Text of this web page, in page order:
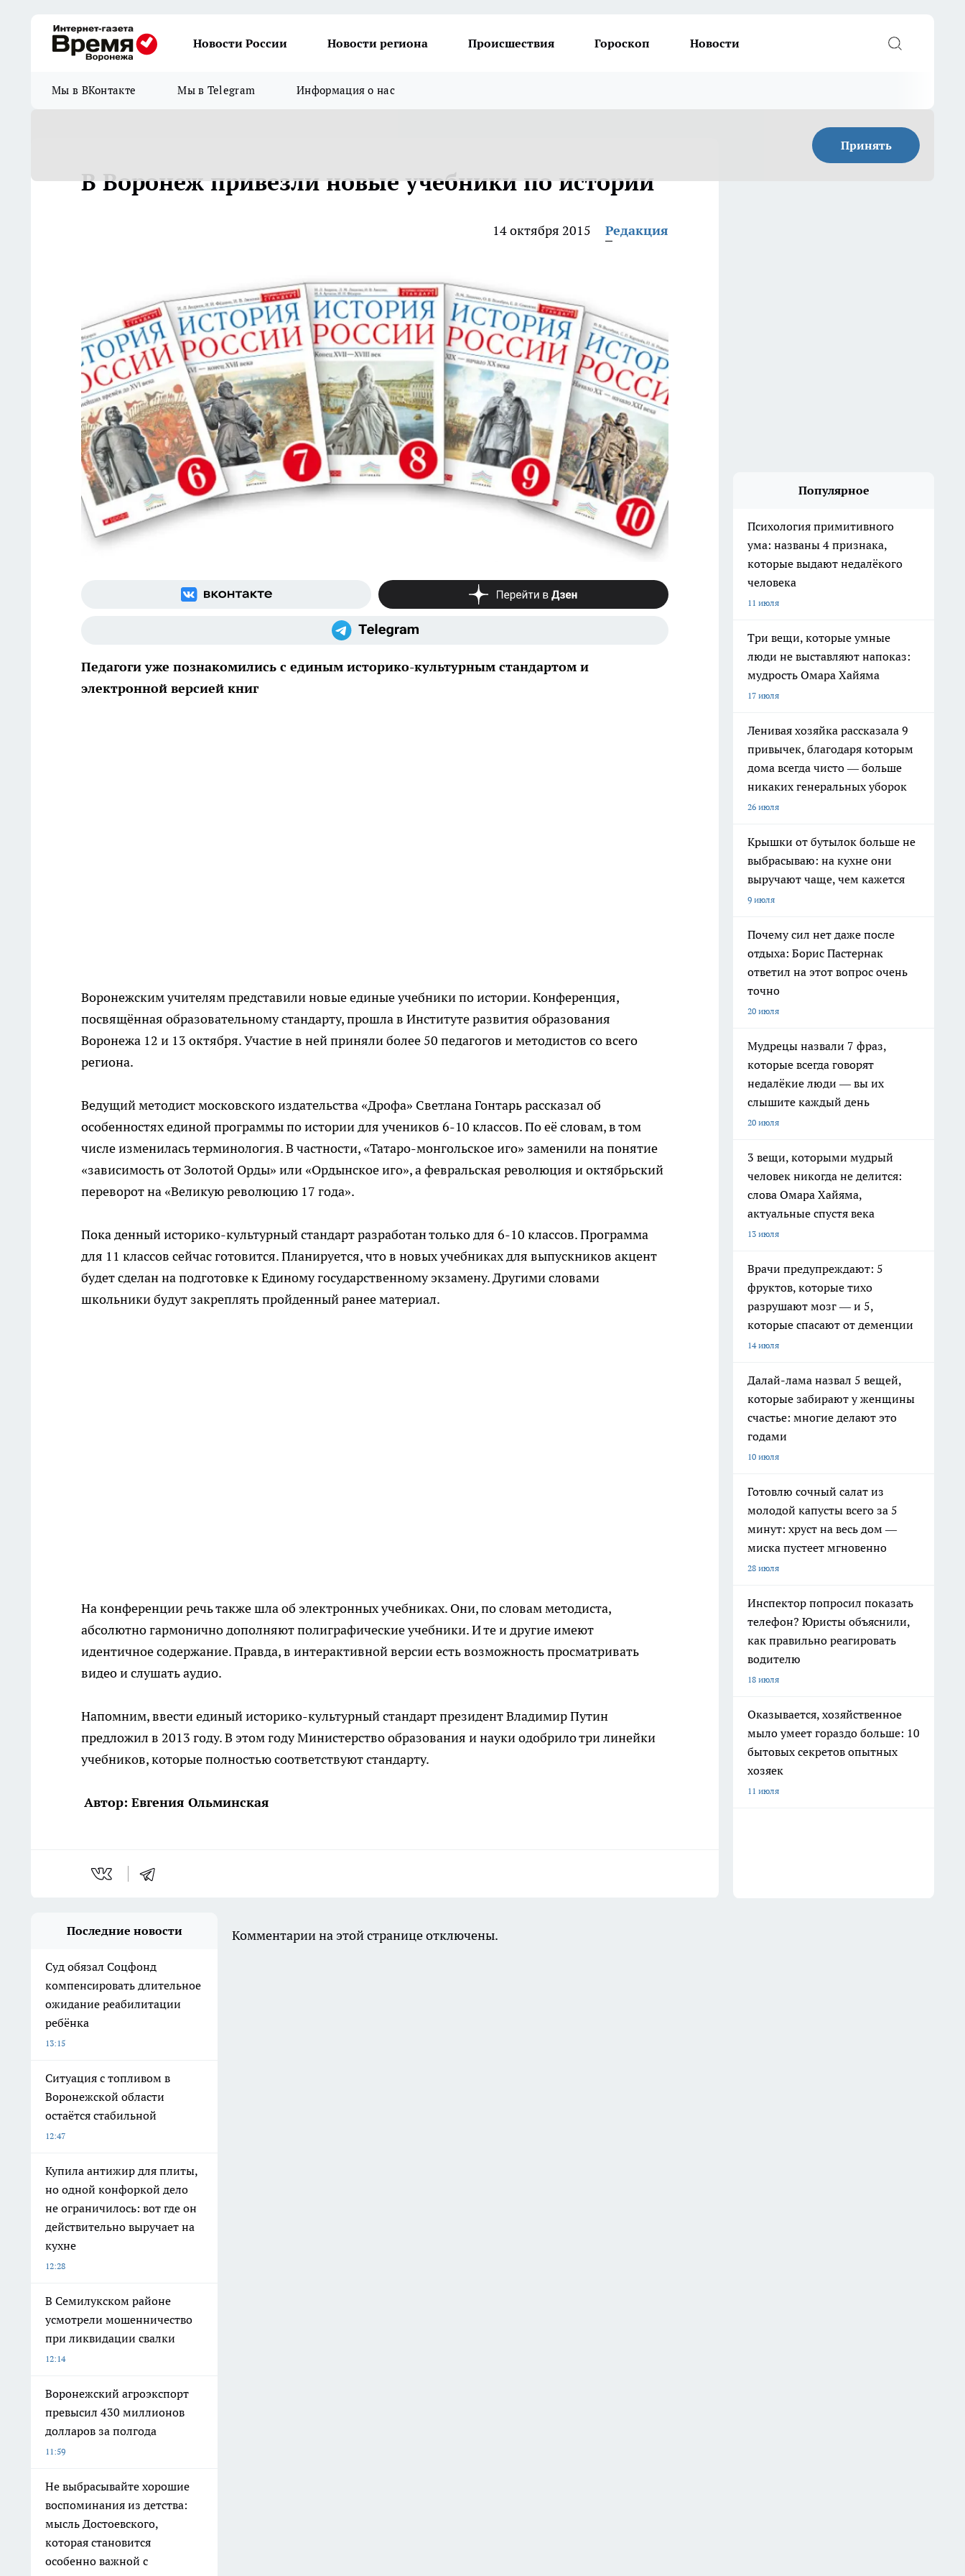
Новости России Новости региона Происшествия Гороскоп Новости
Мы в ВКонтакте Мы в Telegram Информация о нас
Принять
В Воронеж привезли новые учебники по истории
14 октября 2015 Редакция
Педагоги уже познакомились с единым историко-культурным стандартом и
электронной версией книг
Воронежским учителям представили новые единые учебники по истории. Конференция,
посвящённая образовательному стандарту, прошла в Институте развития образования
Воронежа 12 и 13 октября. Участие в ней приняли более 50 педагогов и методистов со всего
региона.
Ведущий методист московского издательства «Дрофа» Светлана Гонтарь рассказал об
особенностях единой программы по истории для учеников 6-10 классов. По её словам, в том
числе изменилась терминология. В частности, «Татаро-монгольское иго» заменили на понятие
«зависимость от Золотой Орды» или «Ордынское иго», а февральская революция и октябрьский
переворот на «Великую революцию 17 года».
Пока денный историко-культурный стандарт разработан только для 6-10 классов. Программа
для 11 классов сейчас готовится. Планируется, что в новых учебниках для выпускников акцент
будет сделан на подготовке к Единому государственному экзамену. Другими словами
школьники будут закреплять пройденный ранее материал.
На конференции речь также шла об электронных учебниках. Они, по словам методиста,
абсолютно гармонично дополняют полиграфические учебники. И те и другие имеют
идентичное содержание. Правда, в интерактивной версии есть возможность просматривать
видео и слушать аудио.
Напомним, ввести единый историко-культурный стандарт президент Владимир Путин
предложил в 2013 году. В этом году Министерство образования и науки одобрило три линейки
учебников, которые полностью соответствуют стандарту.
Автор: Евгения Ольминская
Популярное
Психология примитивного
ума: названы 4 признака,
которые выдают недалёкого
человека
11 июля
Три вещи, которые умные
люди не выставляют напоказ:
мудрость Омара Хайяма
17 июля
Ленивая хозяйка рассказала 9
привычек, благодаря которым
дома всегда чисто — больше
никаких генеральных уборок
26 июля
Крышки от бутылок больше не
выбрасываю: на кухне они
выручают чаще, чем кажется
9 июля
Почему сил нет даже после
отдыха: Борис Пастернак
ответил на этот вопрос очень
точно
20 июля
Мудрецы назвали 7 фраз,
которые всегда говорят
недалёкие люди — вы их
слышите каждый день
20 июля
3 вещи, которыми мудрый
человек никогда не делится:
слова Омара Хайяма,
актуальные спустя века
13 июля
Врачи предупреждают: 5
фруктов, которые тихо
разрушают мозг — и 5,
которые спасают от деменции
14 июля
Далай-лама назвал 5 вещей,
которые забирают у женщины
счастье: многие делают это
годами
10 июля
Готовлю сочный салат из
молодой капусты всего за 5
минут: хруст на весь дом —
миска пустеет мгновенно
28 июля
Инспектор попросил показать
телефон? Юристы объяснили,
как правильно реагировать
водителю
18 июля
Оказывается, хозяйственное
мыло умеет гораздо больше: 10
бытовых секретов опытных
хозяек
11 июля
Последние новости
Суд обязал Соцфонд
компенсировать длительное
ожидание реабилитации
ребёнка
13:15
Ситуация с топливом в
Воронежской области
остаётся стабильной
12:47
Купила антижир для плиты,
но одной конфоркой дело
не ограничилось: вот где он
действительно выручает на
кухне
12:28
В Семилукском районе
усмотрели мошенничество
при ликвидации свалки
12:14
Воронежский агроэкспорт
превысил 430 миллионов
долларов за полгода
11:59
Не выбрасывайте хорошие
воспоминания из детства:
мысль Достоевского,
которая становится
особенно важной с
Комментарии на этой странице отключены.